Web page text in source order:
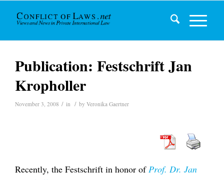
Publication: Festschrift Jan
Kropholler
November 3, 2008 / in / by Veronika Gaertner
Recently, the Festschrift in honor ofProf. Dr. Jan